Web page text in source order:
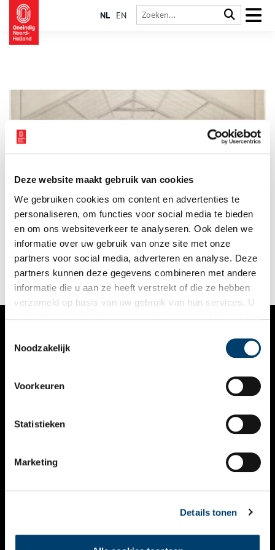
Deze website maakt gebruik van cookies
We gebruiken cookies om content en advertenties te
personaliseren, om functies voor social media te bieden
en om ons websiteverkeer te analyseren. Ook delen we
informatie over uw gebruik van onze site met onze
partners voor social media, adverteren en analyse. Deze
partners kunnen deze gegevens combineren met andere
informatie die u aan ze heeft verstrekt of die ze hebben
verzameld op basis van uw gebruik van hun services. U
Noodzakelijk
Voorkeuren
Statistieken
Marketing
Details tonen
NL EN
Romances, avontuurtjes, geflikflooi, kalverliefdes,
buitenechtelijke uitstapjes en ongewenste intimiteiten op en
rond de werkvloer zijn van alle tijden. In de papiermolens was
dat niet anders. Het kon er soms heftig aan toe gaan, zoals
blijkt uit Zaanse notariële stukken uit de achttiende eeuw.
VERHALEN
KALENDER
THEMA’S
VIDEO’S
CONTACT